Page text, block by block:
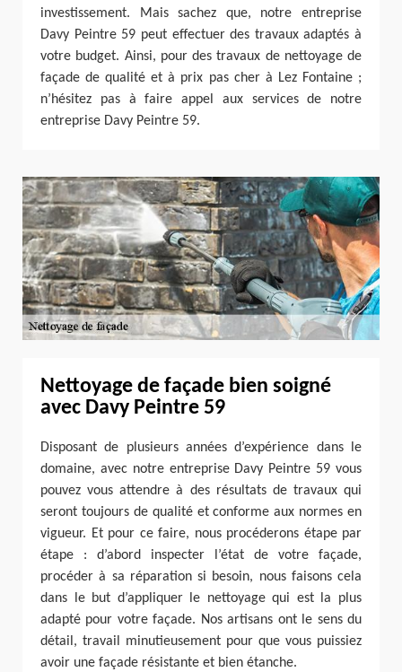
investissement. Mais sachez que, notre entreprise
Davy Peintre 59 peut effectuer des travaux adaptés à
votre budget. Ainsi, pour des travaux de nettoyage de
façade de qualité et à prix pas cher à Lez Fontaine ;
n’hésitez pas à faire appel aux services de notre
entreprise Davy Peintre 59.
Nettoyage de façade bien soigné
avec Davy Peintre 59
Disposant de plusieurs années d’expérience dans le
domaine, avec notre entreprise Davy Peintre 59 vous
pouvez vous attendre à des résultats de travaux qui
seront toujours de qualité et conforme aux normes en
vigueur. Et pour ce faire, nous procéderons étape par
étape : d’abord inspecter l’état de votre façade,
procéder à sa réparation si besoin, nous faisons cela
dans le but d’appliquer le nettoyage qui est la plus
adapté pour votre façade. Nos artisans ont le sens du
détail, travail minutieusement pour que vous puissiez
avoir une façade résistante et bien étanche.